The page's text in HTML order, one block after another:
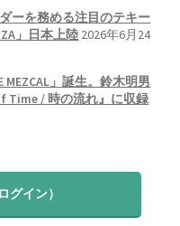
ーを務める注目のテキー
」日本上陸 2026年6月24
」誕生。鈴木明男
Time / 時の流れ』に収録
グイン）